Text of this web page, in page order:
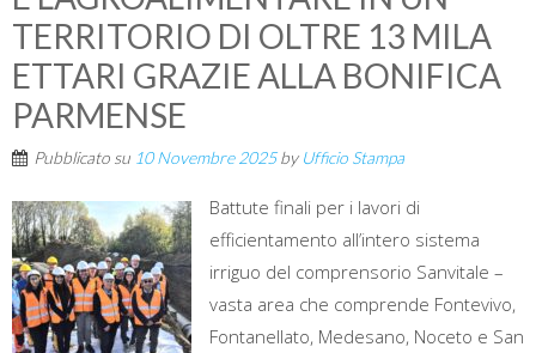
TERRITORIO DI OLTRE 13 MILA
ETTARI GRAZIE ALLA BONIFICA
PARMENSE
Pubblicato su 10 Novembre 2025by Ufficio Stampa
Battute finali per i lavori di
efficientamento all’intero sistema
irriguo del comprensorio Sanvitale –
vasta area che comprende Fontevivo,
Fontanellato, Medesano, Noceto e San